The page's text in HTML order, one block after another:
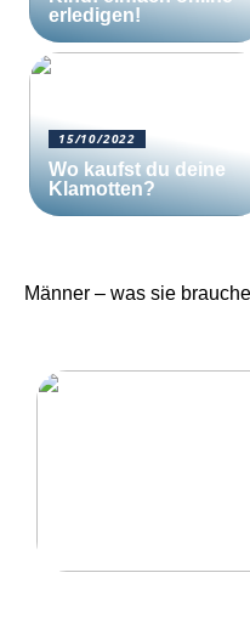
erledigen!
15/10/2022
Wo kaufst du deine
Klamotten?
Männer – was sie